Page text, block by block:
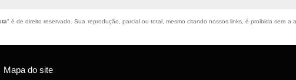
" é de direito reservado. Sua reprodução, parcial ou total, mesmo citando nossos links, é proibida sem
Mapa do site